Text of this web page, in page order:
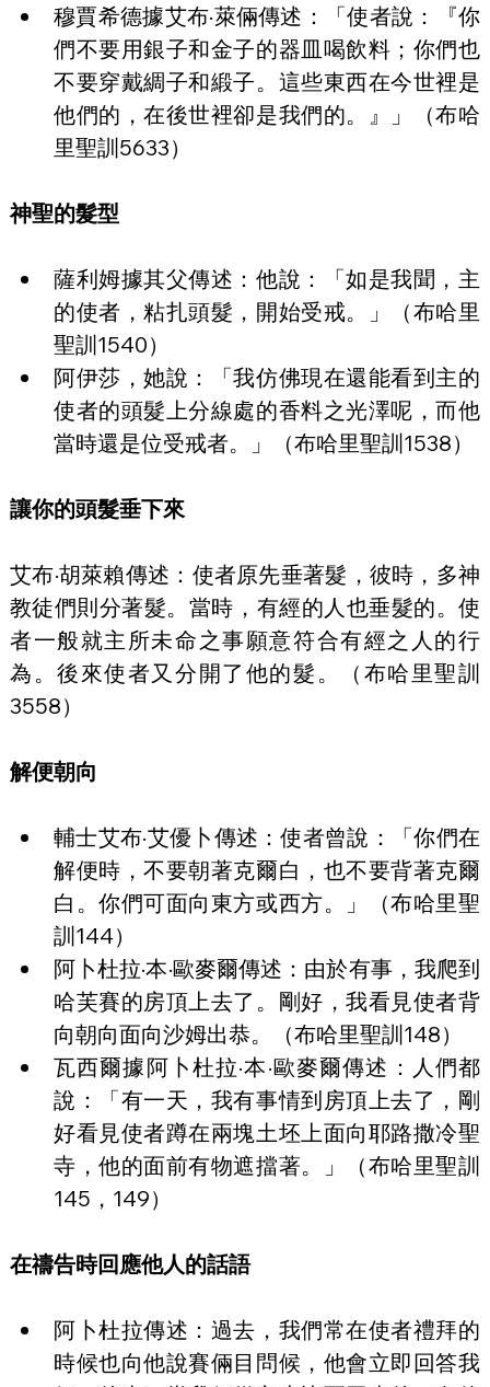
穆賈希德據艾布·萊倆傳述：「使者說：『你
們不要用銀子和金子的器皿喝飲料；你們也
不要穿戴綢子和緞子。這些東西在今世裡是
他們的，在後世裡卻是我們的。』」（布哈
里聖訓5633）
神聖的髮型
薩利姆據其父傳述：他說：「如是我聞，主
的使者，粘扎頭髮，開始受戒。」（布哈里
聖訓1540）
阿伊莎，她說：「我仿佛現在還能看到主的
使者的頭髮上分線處的香料之光澤呢，而他
當時還是位受戒者。」（布哈里聖訓1538）
讓你的頭髮垂下來
艾布·胡萊賴傳述：使者原先垂著髮，彼時，多神
教徒們則分著髮。當時，有經的人也垂髮的。使
者一般就主所未命之事願意符合有經之人的行
為。後來使者又分開了他的髮。（布哈里聖訓
3558）
解便朝向
輔士艾布·艾優卜傳述：使者曾說：「你們在
解便時，不要朝著克爾白，也不要背著克爾
白。你們可面向東方或西方。」（布哈里聖
訓144）
阿卜杜拉·本·歐麥爾傳述：由於有事，我爬到
哈芙賽的房頂上去了。剛好，我看見使者背
向朝向面向沙姆出恭。（布哈里聖訓148）
瓦西爾據阿卜杜拉·本·歐麥爾傳述：人們都
說：「有一天，我有事情到房頂上去了，剛
好看見使者蹲在兩塊土坯上面向耶路撒冷聖
寺，他的面前有物遮擋著。」（布哈里聖訓
145，149）
在禱告時回應他人的話語
阿卜杜拉傳述：過去，我們常在使者禮拜的
時候也向他說賽倆目問候，他會立即回答我